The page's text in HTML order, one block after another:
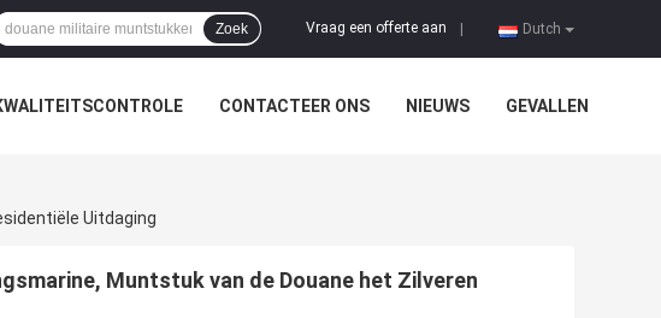
Dutch
Vraag een offerte aan
Zoek
CONTACTEER ONS NIEUWS GEVALLEN
Uitdaging
Muntstuk van de Douane het Zilveren